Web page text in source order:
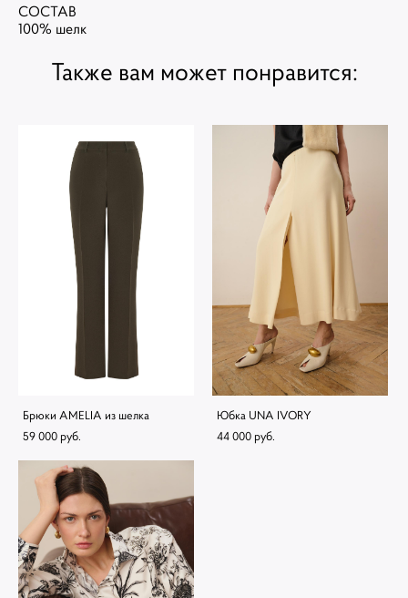
СОСТАВ
100% шелк
Также вам может понравится:
Брюки AMELIA из шелка
59 000 pуб.
Юбка UNA IVORY
44 000 pуб.